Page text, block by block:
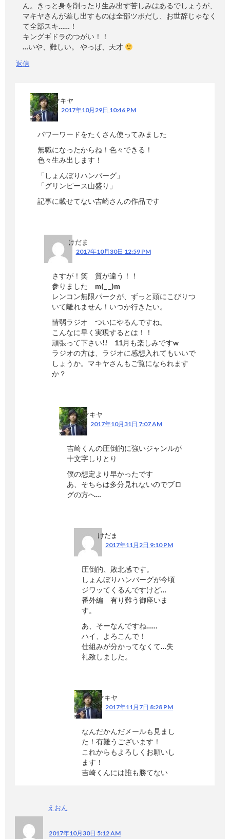
ん。きっと身を削ったり生み出す苦しみはあるでしょうが、
マキヤさんが差し出すものは全部ツボだし、お世辞じゃなく
て全部スキ……！
キングギドラのつがい！！
…いや、難しい。 やっぱ、天才
返信
マキヤ
2017年10月29日 10:46 PM
パワーワードをたくさん使ってみました
無職になったからね！色々できる！
色々生み出します！
「しょんぼりハンバーグ」
「グリンピース山盛り」
記事に載せてない吉崎さんの作品です
けだま
2017年10月30日 12:59 PM
さすが！笑 質が違う！！
参りました m(_ _)m
レンコン無限パークが、ずっと頭にこびりつ
いて離れません！いつか行きたい。
情弱ラジオ ついにやるんですね。
こんなに早く実現するとは！！
頑張って下さい!! 11月も楽しみですw
ラジオの方は、ラジオに感想入れてもいいで
しょうか。マキヤさんもご覧になられます
か？
マキヤ
2017年10月31日 7:07 AM
吉崎くんの圧倒的に強いジャンルが
十文字しりとり
僕の想定より早かったです
あ、そちらは多分見れないのでブロ
グの方へ…
けだま
2017年11月2日 9:10 PM
圧倒的、敗北感です。
しょんぼりハンバーグが今頃
ジワッてくるんですけど…
番外編 有り難う御座いま
す。
あ、そーなんですね……
ハイ、よろこんで！
仕組みが分かってなくて…失
礼致しました。
マキヤ
2017年11月7日 8:28 PM
なんだかんだメールも見まし
た！有難うございます！
これからもよろしくお願いし
ます！
吉崎くんには誰も勝てない
えおん
2017年10月30日 5:12 AM